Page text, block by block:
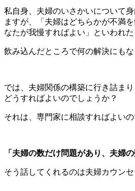
私自身、夫婦のいさかいについて
ますが、「夫婦はどちらかが不満
なたが我慢すればよい」といわれた
飲み込んだところで何の解決にもな
では、夫婦関係の構築に行き詰ま
どうすればよいのでしょうか？
それは、専門家に相談すればよいの
「夫婦の数だけ問題があり、夫婦
そう話してくれるのは夫婦カウンセ